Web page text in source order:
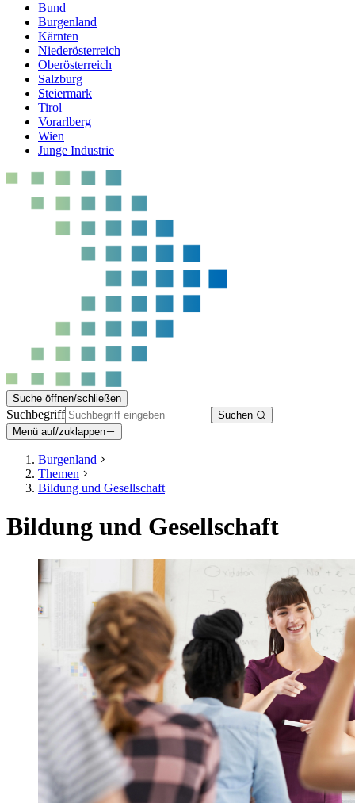
Bund
Burgenland
Kärnten
Niederösterreich
Oberösterreich
Salzburg
Steiermark
Tirol
Vorarlberg
Wien
Junge Industrie
Suche öffnen/schließen
Suchbegriff
Suchen
Menü auf/zuklappen
Burgenland
Themen
Bildung und Gesellschaft
Bildung und Gesellschaft